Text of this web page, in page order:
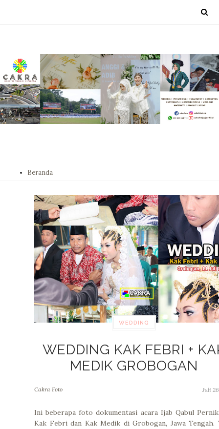
Beranda
WEDDING
WEDDING KAK FEBRI +
MEDIK GROBOGAN
Cakra Foto Juli
Ini beberapa foto dokumentasi acara Ijab Qabul
Kak Febri dan Kak Medik di Grobogan, Jawa Tengah.